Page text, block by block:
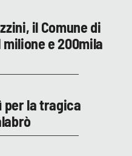
il Comune di
milione e 200mila
per la tragica